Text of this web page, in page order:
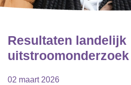
Resultaten landelijk
uitstroomonderzoek
02 maart 2026